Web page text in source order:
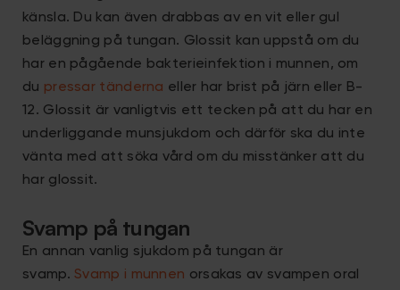
känsla. Du kan även drabbas av en vit eller gul
beläggning på tungan. Glossit kan uppstå om du
har en pågående bakterieinfektion i munnen, om
du pressar tänderna eller har brist på järn eller B-
12. Glossit är vanligtvis ett tecken på att du har en
underliggande munsjukdom och därför ska du inte
vänta med att söka vård om du misstänker att du
har glossit.
Svamp på tungan
En annan vanlig sjukdom på tungan är
svamp.Svamp i munnen orsakas av svampen oral